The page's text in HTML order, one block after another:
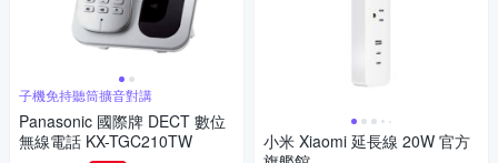
子機免持聽筒擴音對講
Panasonic 國際牌 DECT 數位
無線電話 KX-TGC210TW
小米 Xiaomi 延長線 20W 官方